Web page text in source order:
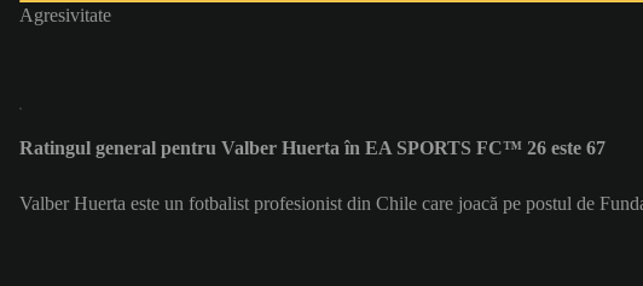
Agresivitate
Ratingul general pentru Valber Huerta în EA SPORTS FC™ 26 este 67
Valber Huerta este un fotbalist profesionist din Chile care joacă pe postul de